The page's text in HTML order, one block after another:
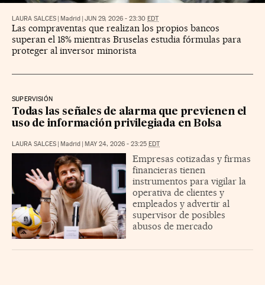
LAURA SALCES | Madrid | JUN 29, 2026 - 23:30 EDT
Las compraventas que realizan los propios bancos
superan el 18% mientras Bruselas estudia fórmulas para
proteger al inversor minorista
SUPERVISIÓN
Todas las señales de alarma que previenen el
uso de información privilegiada en Bolsa
LAURA SALCES | Madrid | MAY 24, 2026 - 23:25 EDT
Empresas cotizadas y firmas
financieras tienen
instrumentos para vigilar la
operativa de clientes y
empleados y advertir al
supervisor de posibles
abusos de mercado